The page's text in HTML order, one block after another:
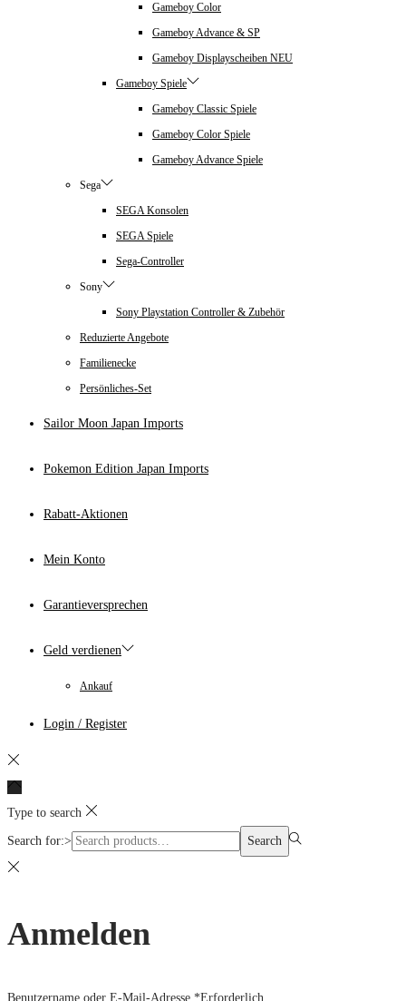
Gameboy Color
Gameboy Advance & SP
Gameboy Displayscheiben NEU
Gameboy Spiele
Gameboy Classic Spiele
Gameboy Color Spiele
Gameboy Advance Spiele
Sega
SEGA Konsolen
SEGA Spiele
Sega-Controller
Sony
Sony Playstation Controller & Zubehör
Reduzierte Angebote
Familienecke
Persönliches-Set
Sailor Moon Japan Imports
Pokemon Edition Japan Imports
Rabatt-Aktionen
Mein Konto
Garantieversprechen
Geld verdienen
Ankauf
Login / Register
Type to search
Search for:> Search
Anmelden
Benutzername oder E-Mail-Adresse *Erforderlich